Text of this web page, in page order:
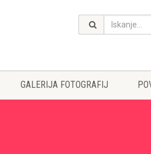
GALERIJA FOTOGRAFIJ